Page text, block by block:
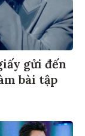
gửi đến
bài tập